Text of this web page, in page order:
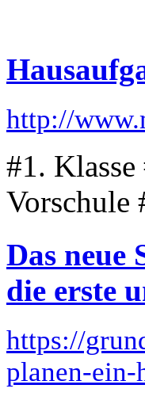
http://
#1.
Vorschule
Das neue
die erste
https://
planen-ein-